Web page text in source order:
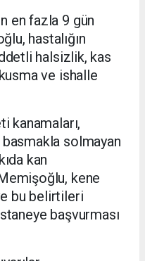
en fazla 9 gün
hastalığın
halsizlik, kas
ve ishalle
kanamaları,
solmayan
kan
kene
bu belirtileri
başvurması